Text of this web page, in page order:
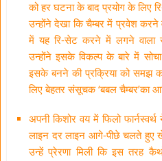
को हर घटना के बाद प्रयोग के लिए
उन्होंने देखा कि चैम्बर में प्रवेश
में यह रि-सेट करने में लगने वाला
उन्होंने इसके विकल्प के बारे में
इसके बनने की प्रक्रिया को समझ
लिए बेहतर संसूचक ‘बबल चैम्बर’का
अपनी किशोर वय में फिलो
लाइन दर लाइन आगे-पीछे चलते
उन्हें प्रेरणा मिली कि इस तरह